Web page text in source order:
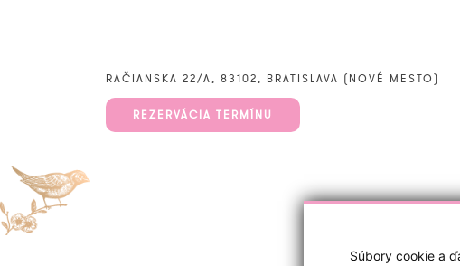
Súbory cookie a
RAČIANSKA 22/A, 83102, BRATISLAVA (NOVÉ MESTO)
REZERVÁCIA TERMÍNU